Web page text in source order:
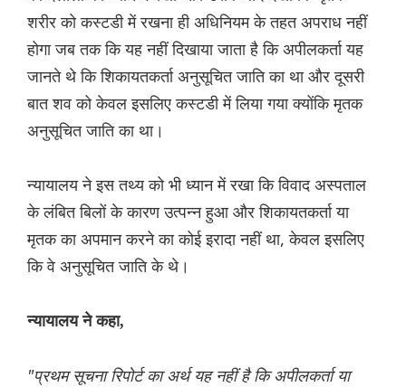
शरीर को कस्टडी में रखना ही अधिनियम के तहत अपराध नहीं
होगा जब तक कि यह नहीं दिखाया जाता है कि अपीलकर्ता यह
जानते थे कि शिकायतकर्ता अनुसूचित जाति का था और दूसरी
बात शव को केवल इसलिए कस्टडी में लिया गया क्योंकि मृतक
अनुसूचित जाति का था।
न्यायालय ने इस तथ्य को भी ध्यान में रखा कि विवाद अस्पताल
के लंबित बिलों के कारण उत्पन्न हुआ और शिकायतकर्ता या
मृतक का अपमान करने का कोई इरादा नहीं था, केवल इसलिए
कि वे अनुसूचित जाति के थे।
न्यायालय ने कहा,
"प्रथम सूचना रिपोर्ट का अर्थ यह नहीं है कि अपीलकर्ता या